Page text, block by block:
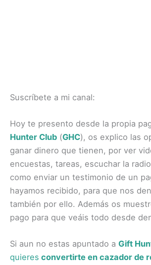
Suscríbete a mi canal:
Hoy te presento desde la propia
Hunter Club (GHC), os explico las
ganar dinero que tienen, por ver
encuestas, tareas, escuchar la
como enviar un testimonio de un
hayamos recibido, para que nos
también por ello. Además os
pago para que veáis todo desde
Si aun no estas apuntado a Gift
quieres convertirte en cazador de